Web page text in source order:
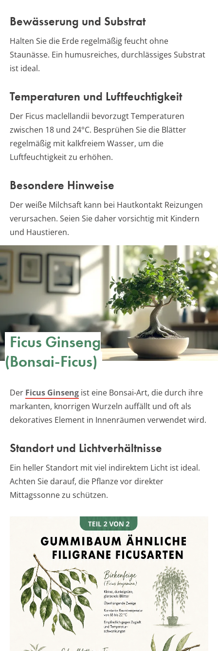
Bewässerung und Substrat
Halten Sie die Erde regelmäßig feucht ohne
Staunässe. Ein humusreiches, durchlässiges Substrat
ist ideal.
Temperaturen und Luftfeuchtigkeit
Der Ficus maclellandii bevorzugt Temperaturen
zwischen 18 und 24°C. Besprühen Sie die Blätter
regelmäßig mit kalkfreiem Wasser, um die
Luftfeuchtigkeit zu erhöhen.
Besondere Hinweise
Der weiße Milchsaft kann bei Hautkontakt Reizungen
verursachen. Seien Sie daher vorsichtig mit Kindern
und Haustieren.
Ficus Ginseng
(Bonsai-Ficus)
Der Ficus Ginseng ist eine Bonsai-Art, die durch ihre
markanten, knorrigen Wurzeln auffällt und oft als
dekoratives Element in Innenräumen verwendet wird.
Standort und Lichtverhältnisse
Ein heller Standort mit viel indirektem Licht ist ideal.
Achten Sie darauf, die Pflanze vor direkter
Mittagssonne zu schützen.